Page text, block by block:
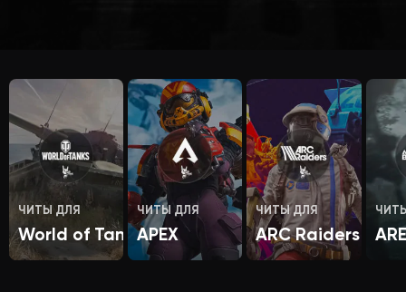
ЧИТЫ ДЛЯ
World of Tanks
ЧИТЫ ДЛЯ
APEX
ЧИТЫ ДЛЯ
ARC Raiders